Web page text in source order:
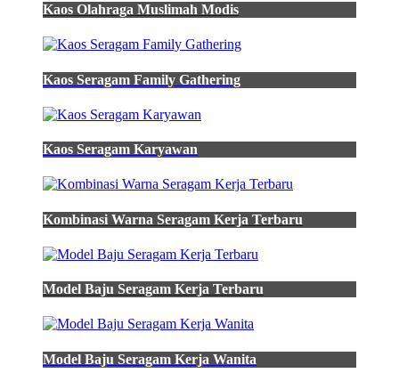
Kaos Olahraga Muslimah Modis
Kaos Seragam Family Gathering
Kaos Seragam Karyawan
Kombinasi Warna Seragam Kerja Terbaru
Model Baju Seragam Kerja Terbaru
Model Baju Seragam Kerja Wanita